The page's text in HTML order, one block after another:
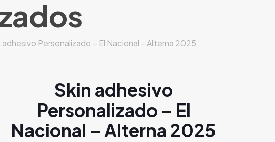
adhesivo Personalizado – El Nacional – Alterna 2025
Skin adhesivo
Personalizado – El
Nacional – Alterna 2025